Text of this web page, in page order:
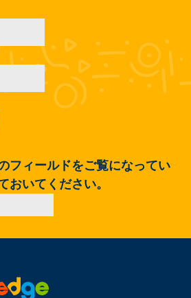
フィールドをご覧になってい
おいてください。